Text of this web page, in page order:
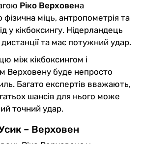
Ріко Верховена
міць, антропометрія та
у кікбоксингу. Нідерландець
та має потужний удар.
між кікбоксингом і
Верховену буде непросто
Багато експертів вважають,
шансів для нього може
точний удар.
– Верховен